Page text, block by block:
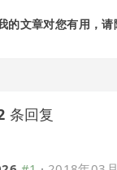
的文章对您有用，
条回复